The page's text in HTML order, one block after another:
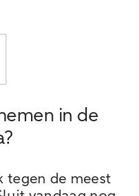
in de
tegen de meest